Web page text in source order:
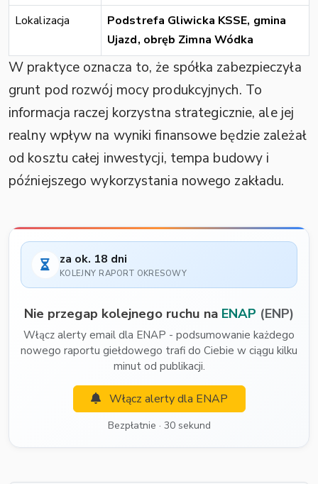
Lokalizacja
Podstrefa Gliwicka KSSE, gmina
Ujazd, obręb Zimna Wódka
W praktyce oznacza to, że spółka zabezpieczyła
grunt pod rozwój mocy produkcyjnych. To
informacja raczej korzystna strategicznie, ale jej
realny wpływ na wyniki finansowe będzie zależał
od kosztu całej inwestycji, tempa budowy i
późniejszego wykorzystania nowego zakładu.
za ok. 18 dni
KOLEJNY RAPORT OKRESOWY
Nie przegap kolejnego ruchu na ENAP (ENP)
Włącz alerty email dla ENAP - podsumowanie każdego
nowego raportu giełdowego trafi do Ciebie w ciągu kilku
minut od publikacji.
Włącz alerty dla ENAP
Bezpłatnie · 30 sekund